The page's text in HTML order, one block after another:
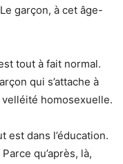
garçon, à cet âge-
tout à fait normal.
qui s’attache à
homosexuelle.
est dans l’éducation.
qu’après, là,